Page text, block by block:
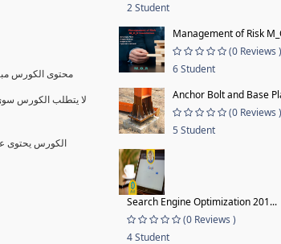
محتوى الكورس
لا يتطلب الكورس
الكورس يحتوى
2 Student
Management of Risk
(0 Reviews )
6 Student
Anchor Bolt and Base
(0 Reviews )
5 Student
Search Engine Optimization 201...
(0 Reviews )
4 Student